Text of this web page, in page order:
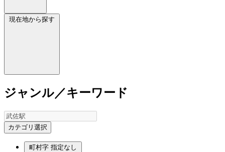
現在地から探す
ジャンル／キーワード
カテゴリ選択
町村字 指定なし